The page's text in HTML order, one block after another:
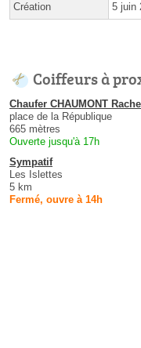
Création 5 juin
Coiffeurs à
Chaufer CHAUMONT Rachel
place de la République
665 mètres
Ouverte jusqu'à 17h
Sympatif
Les Islettes
5 km
Fermé, ouvre à 14h